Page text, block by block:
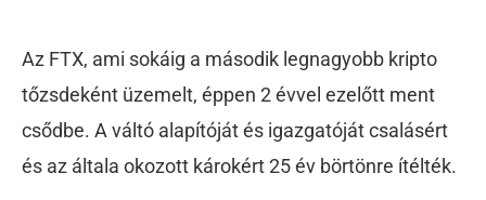
Az FTX, ami sokáig a második legnagyobb kripto
tőzsdeként üzemelt, éppen 2 évvel ezelőtt ment
csődbe. A váltó alapítóját és igazgatóját csalásért
és az általa okozott károkért 25 év börtönre ítélték.